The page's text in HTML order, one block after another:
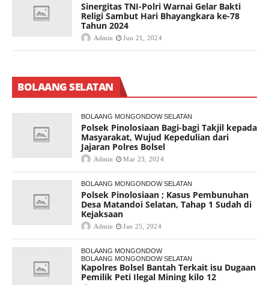
Sinergitas TNI-Polri Warnai Gelar Bakti
Religi Sambut Hari Bhayangkara ke-78
Tahun 2024
Admin Jun 21, 2024
BOLAANG SELATAN
BOLAANG MONGONDOW SELATAN
Polsek Pinolosiaan Bagi-bagi Takjil kepada
Masyarakat, Wujud Kepedulian dari
Jajaran Polres Bolsel
Admin Mar 23, 2024
BOLAANG MONGONDOW SELATAN
Polsek Pinolosiaan ; Kasus Pembunuhan
Desa Matandoi Selatan, Tahap 1 Sudah di
Kejaksaan
Admin Jan 25, 2024
BOLAANG MONGONDOW
BOLAANG MONGONDOW SELATAN
Kapolres Bolsel Bantah Terkait isu Dugaan
Pemilik Peti Ilegal Mining kilo 12